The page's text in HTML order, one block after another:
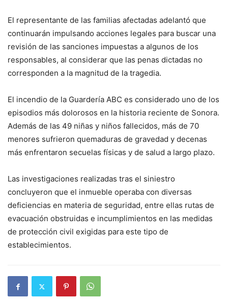
El representante de las familias afectadas adelantó que
continuarán impulsando acciones legales para buscar una
revisión de las sanciones impuestas a algunos de los
responsables, al considerar que las penas dictadas no
corresponden a la magnitud de la tragedia.
El incendio de la Guardería ABC es considerado uno de los
episodios más dolorosos en la historia reciente de Sonora.
Además de las 49 niñas y niños fallecidos, más de 70
menores sufrieron quemaduras de gravedad y decenas
más enfrentaron secuelas físicas y de salud a largo plazo.
Las investigaciones realizadas tras el siniestro
concluyeron que el inmueble operaba con diversas
deficiencias en materia de seguridad, entre ellas rutas de
evacuación obstruidas e incumplimientos en las medidas
de protección civil exigidas para este tipo de
establecimientos.